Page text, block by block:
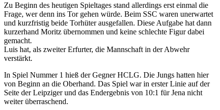
Zu Beginn des heutigen Spieltages stand allerdings erst einmal die
Frage, wer denn ins Tor gehen würde. Beim SSC waren unerwartet
und kurzfristig beide Torhüter ausgefallen. Diese Aufgabe hat dann
kurzerhand Moritz übernommen und keine schlechte Figur dabei
gemacht.
Luis hat, als zweiter Erfurter, die Mannschaft in der Abwehr
verstärkt.
In Spiel Nummer 1 hieß der Gegner HCLG. Die Jungs hatten hier
von Beginn an die Oberhand. Das Spiel war in erster Linie auf der
Seite der Leipziger und das Endergebnis von 10:1 für Jena nicht
weiter überraschend.